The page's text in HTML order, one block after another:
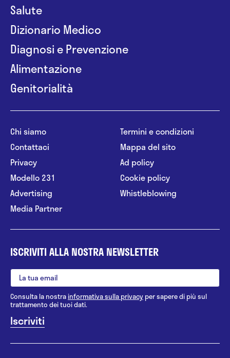
Salute
Dizionario Medico
Diagnosi e Prevenzione
Alimentazione
Genitorialità
Chi siamo
Contattaci
Privacy
Modello 231
Advertising
Media Partner
Termini e condizioni
Mappa del sito
Ad policy
Cookie policy
Whistleblowing
ISCRIVITI ALLA NOSTRA NEWSLETTER
Consulta la nostrainformativa sulla privacy per sapere di più sul
trattamento dei tuoi dati.